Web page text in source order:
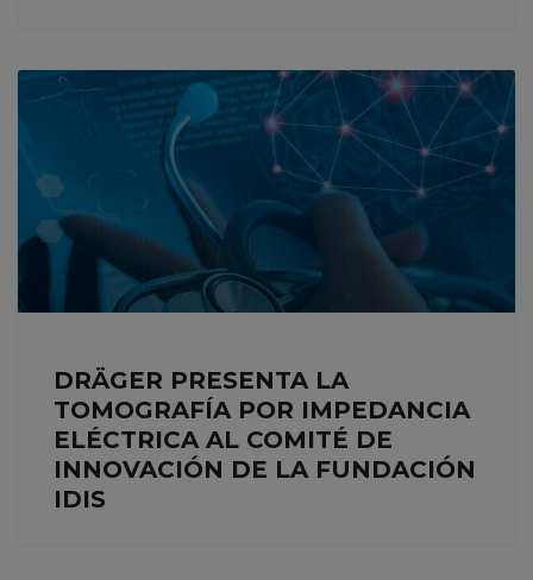
DRÄGER PRESENTA LA
TOMOGRAFÍA POR IMPEDANCIA
ELÉCTRICA AL COMITÉ DE
INNOVACIÓN DE LA FUNDACIÓN
IDIS